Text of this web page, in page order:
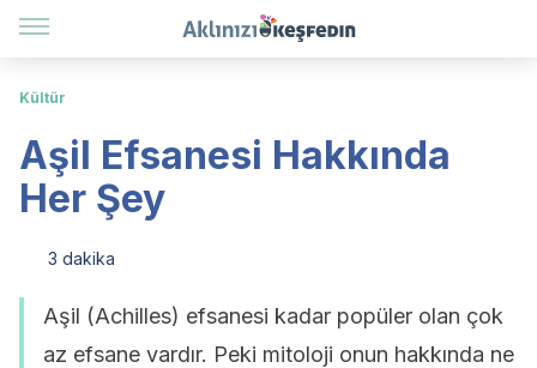
Kültür
Aşil Efsanesi Hakkında
Her Şey
3 dakika
Aşil (Achilles) efsanesi kadar popüler olan çok
az efsane vardır. Peki mitoloji onun hakkında ne